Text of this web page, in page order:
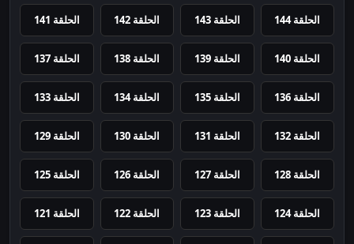
الحلقة 144 الحلقة 143 الحلقة 142 الحلقة 141
الحلقة 140 الحلقة 139 الحلقة 138 الحلقة 137
الحلقة 136 الحلقة 135 الحلقة 134 الحلقة 133
الحلقة 132 الحلقة 131 الحلقة 130 الحلقة 129
الحلقة 128 الحلقة 127 الحلقة 126 الحلقة 125
الحلقة 124 الحلقة 123 الحلقة 122 الحلقة 121